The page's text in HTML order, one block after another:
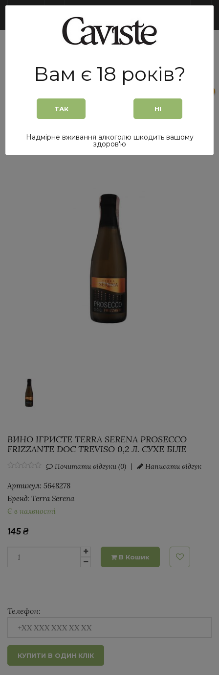
Вино Ігристе Terra Serena Prosecco Frizzante DOC Treviso 0,2
л. сухе біле
ВИНО ІГРИСТЕ TERRA SERENA PROSECCO
FRIZZANTE DOC TREVISO 0,2 Л. СУХЕ БІЛЕ
Почитати відгуки (0) | Написати відгук
Артикул: 5648278
Бренд: Terra Serena
Є в наявності
145₴
В Кошик
Телефон:
КУПИТИ В ОДИН КЛІК
Вам є 18 років?
ТАК НІ
Надмірне вживання алкоголю шкодить вашому
здоров'ю